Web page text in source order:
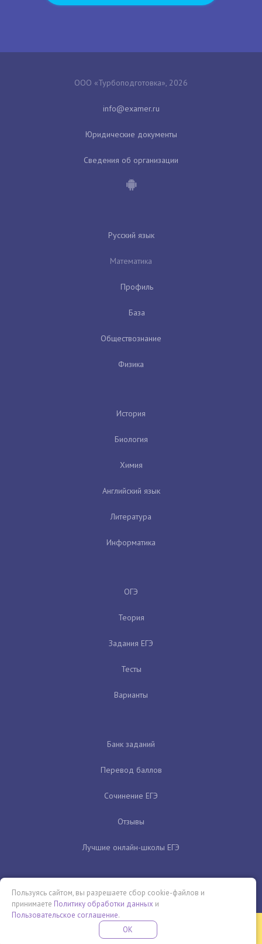
ООО «Турбоподготовка», 2026
Юридические документы
Сведения об организации
Русский язык
Математика
Профиль
База
Обществознание
Физика
История
Биология
Химия
Английский язык
Литература
Информатика
ОГЭ
Теория
Задания ЕГЭ
Тесты
Варианты
Банк заданий
Перевод баллов
Сочинение ЕГЭ
Отзывы
Лучшие онлайн-школы ЕГЭ
Бесплатная летняя школа
ПРОВЕДИ ЭТО ЛЕТО С ПОЛЬЗОЙ
Пользуясь сайтом, вы разрешаете сбор cookie-файлов и
принимаете Политику обработки данных и
Пользовательское соглашение.
OK